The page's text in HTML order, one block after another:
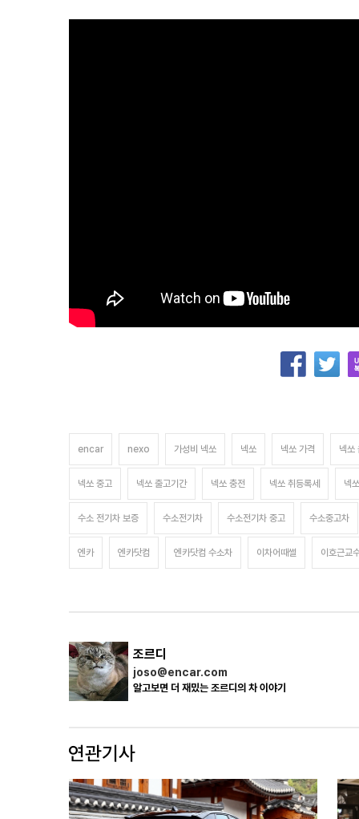
encar nexo 가성비 넥쏘 넥쏘 넥쏘 가격 넥쏘
넥쏘 중고 넥쏘 출고기간 넥쏘 충전 넥쏘 취등록세 넥
수소 전기차 보증 수소전기차 수소전기차 중고 수소중고차
엔카 엔카닷컴 엔카닷컴 수소차 이차어때썰 이호근교
조르디
joso@encar.com
알고보면 더 재밌는 조르디의 차 이야기